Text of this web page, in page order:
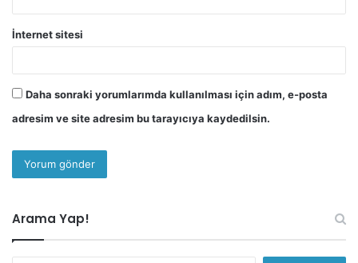
İnternet sitesi
Daha sonraki yorumlarımda kullanılması için adım, e-posta
adresim ve site adresim bu tarayıcıya kaydedilsin.
Arama Yap!